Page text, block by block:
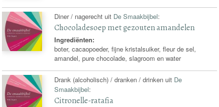
Diner / nagerecht uit De Smaakbijbel:
Chocoladesoep met gezouten amandelen
Ingrediënten:
boter, cacaopoeder, fijne kristalsuiker, fleur de sel,
amandel, pure chocolade, slagroom en water
Drank (alcoholisch) / dranken / drinken uit De
Smaakbijbel:
Citronelle-ratafia